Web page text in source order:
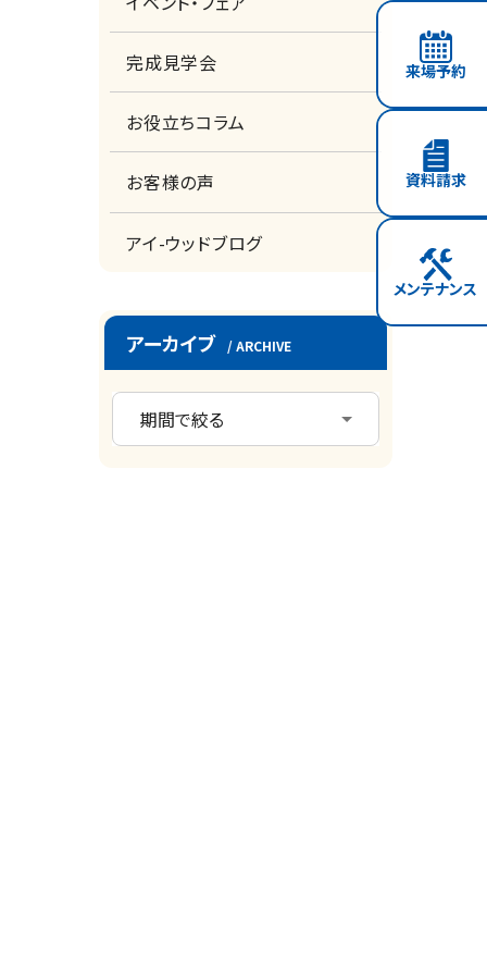
完成見学会
お役立ちコラム
お客様の声
アイ-ウッドブログ
アーカイブ / ARCHIVE
来場予約
資料請求
メンテナンス